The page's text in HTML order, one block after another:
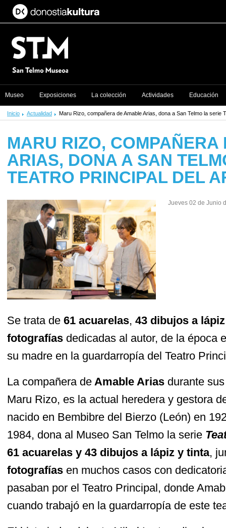
Inicio Actualidad Maru Rizo, compañera de Amable Arias, dona a San Telmo la serie
MARU RIZO,
ARIAS, DONA A SAN
TEATRO PRINCIPAL DEL
Jueves 02 de Junio
Se trata de 61 acuarelas, 43 dibujos a
fotografías dedicadas al autor, de la época
su madre en la guardarropía del Teatro
La compañera de Amable Arias durante
Maru Rizo, es la actual heredera y gestora
nacido en Bembibre del Bierzo (León) en
1984, dona al Museo San Telmo la serie
61 acuarelas y 43 dibujos a lápiz y tinta,
fotografías en muchos casos con
pasaban por el Teatro Principal, donde
cuando trabajó en la guardarropía de este
Museo Exposiciones La colección Actividades Educación